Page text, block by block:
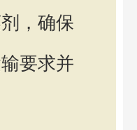
，确保
要求并